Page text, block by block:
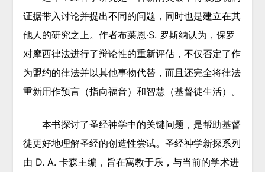
证据带入讨论并提出不同的问题，同时也是建立在其
他人的研究之上。作者布莱恩·S. 罗斯纳认为，保罗
对摩西律法进行了辩论性的重新评估，不仅否定了作
为盟约的律法并以其他事物代替，而且还完全将律法
重新用作预言（指向福音）和智慧（基督徒生活）。
本书探讨了圣经神学中的关键问题，是帮助基督
徒更好地理解圣经的创造性尝试。圣经神学新探系列
由 D. A. 卡森主编，旨在寓教于乐，与当前的学术进